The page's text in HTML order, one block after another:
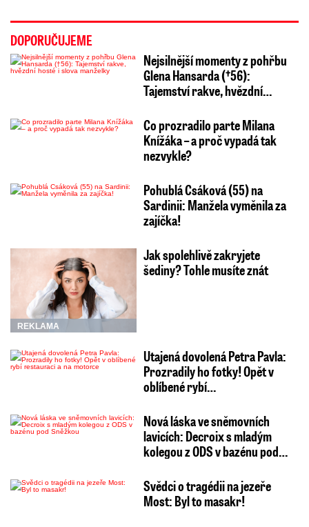
DOPORUČUJEME
Nejsilnější momenty z pohřbu
Glena Hansarda (†56):
Tajemství rakve, hvězdní…
Co prozradilo parte Milana
Knížáka – a proč vypadá tak
nezvykle?
Pohublá Csáková (55) na
Sardinii: Manžela vyměnila za
zajíčka!
REKLAMA
Jak spolehlivě zakryjete
šediny? Tohle musíte znát
Utajená dovolená Petra Pavla:
Prozradily ho fotky! Opět v
oblíbené rybí…
Nová láska ve sněmovních
lavicích: Decroix s mladým
kolegou z ODS v bazénu pod…
Svědci o tragédii na jezeře
Most: Byl to masakr!